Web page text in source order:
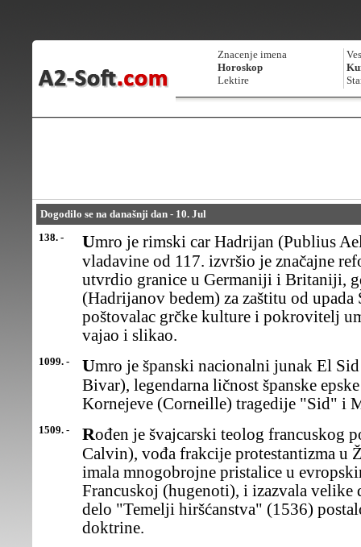
Znacenje imena
Horoskop
Lektire
Dogodilo se na današnji dan - 10. Jul
138. -
Umro je rimski car Hadrijan (Publius Aelius Hadrianus).Tokom
vladavine od 117. izvršio je značajne
utvrdio granice u Germaniji i Britaniji,
(Hadrijanov bedem) za zaštitu od
poštovalac grčke kulture i pokrovitelj
vajao i slikao.
1099. - Umro je španski nacionalni junak El Sid (Cid) (RodrigoDiaz de
Bivar), legendarna ličnost španske
Kornejeve (Corneille) tragedije "Sid" i
1509. - Rođen je švajcarski teolog francuskog porekla ŽanKalvin (Jean
Calvin), vođa frakcije protestantizma u
imala mnogobrojne pristalice u
Francuskoj (hugenoti), i izazvala velike
delo "Temelji hiršćanstva" (1536)
doktrine.